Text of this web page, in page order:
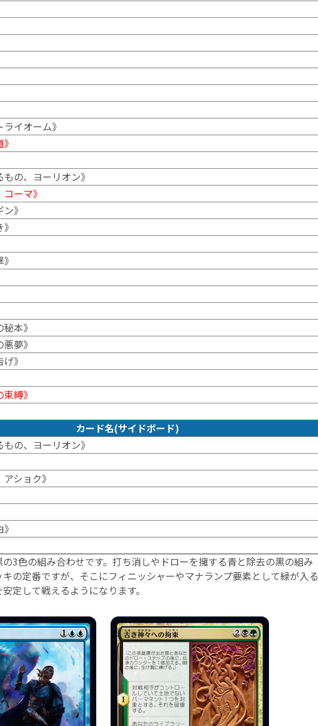
ライオーム》
もの、ヨーリオン》
ーマ》
》
本》
夢》
》
縛》
カード名(サイドボード)
もの、ヨーリオン》
ショク》
3色の組み合わせです。打ち消しやドローを擁する青と除去の黒の組み
の定番ですが、そこにフィニッシャーやマナランプ要素として緑が入る
定して戦えるようになります。